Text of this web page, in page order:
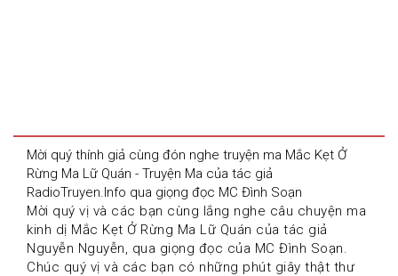
Mời quý thính giả cùng đón nghe truyện ma Mắc Kẹt Ở
Rừng Ma Lữ Quán - Truyện Ma của tác giả
RadioTruyen.Info qua giọng đọc MC Đình Soạn
Mời quý vị và các bạn cùng lắng nghe câu chuyện ma
kinh dị Mắc Kẹt Ở Rừng Ma Lữ Quán của tác giả
Nguyễn Nguyễn, qua giọng đọc của MC Đình Soạn.
Chúc quý vị và các bạn có những phút giây thật thư